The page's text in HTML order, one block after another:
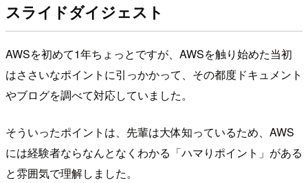
スライドダイジェスト
AWSを初めて1年ちょっとですが、AWSを触り始めた当初
はささいなポイントに引っかかって、その都度ドキュメント
やブログを調べて対応していました。
そういったポイントは、先輩は大体知っているため、AWS
には経験者ならなんとなくわかる「ハマりポイント」がある
と雰囲気で理解しました。